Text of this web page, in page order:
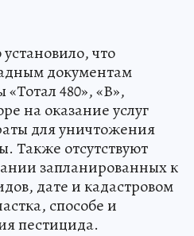
что
документам
480», «В»,
на оказание услуг
для уничтожения
Также отсутствуют
запланированных к
дате и кадастровом
способе и
пестицида.